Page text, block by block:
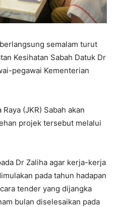
semalam turut
Kesihatan Sabah Datuk Dr
pegawai Kementerian
(JKR) Sabah akan
projek tersebut melalui
Dr Zaliha agar kerja-kerja
pada tahun hadapan
tender yang dijangka
bulan diselesaikan pada